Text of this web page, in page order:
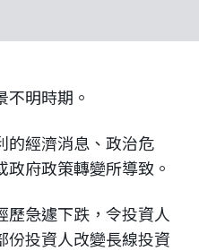
明時期。
的經濟消息、政治危
府政策轉變所導致。
歷急遽下跌，令投資人
份投資人改變長線投資